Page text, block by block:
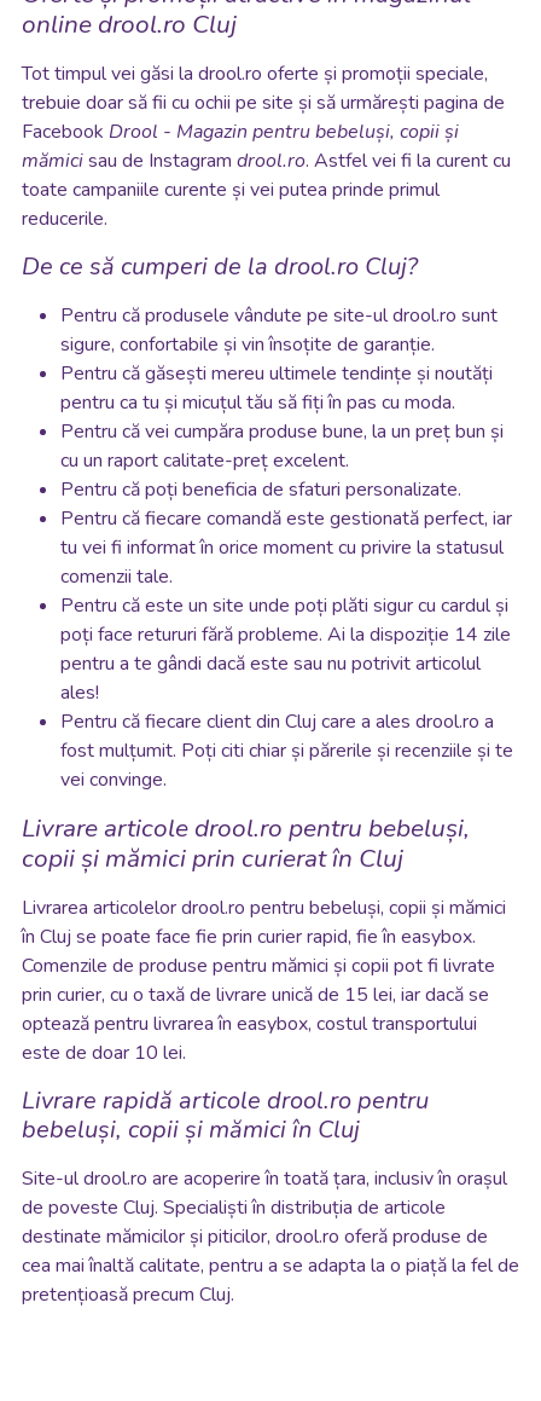
online drool.ro Cluj
Tot timpul vei găsi la drool.ro oferte și promoții speciale,
trebuie doar să fii cu ochii pe site și să urmărești pagina de
Facebook Drool - Magazin pentru bebeluși, copii și
mămicisau de Instagram drool.ro. Astfel vei fi la curent cu
toate campaniile curente și vei putea prinde primul
reducerile.
De ce să cumperi de la drool.ro Cluj?
Pentru că produsele vândute pe site-ul drool.ro sunt
sigure, confortabile și vin însoțite de garanție.
Pentru că găsești mereu ultimele tendințe și noutăți
pentru ca tu și micuțul tău să fiți în pas cu moda.
Pentru căvei cumpăra produse bune, la un preț bun și
cu un raport calitate-preț excelent.
Pentru că poți beneficia de sfaturi personalizate.
Pentru că fiecare comandă este gestionată perfect, iar
tu vei fi informat în orice moment cu privire la statusul
comenzii tale.
Pentru că este un site unde poți plăti sigur cu cardul și
poți face retururi fără probleme. Ai la dispoziție 14 zile
pentru a te gândi dacă este sau nu potrivit articolul
ales!
Pentru că fiecare client din Cluj care a ales drool.ro a
fost mulțumit. Poți citi chiar și părerile și recenziile și te
vei convinge.
Livrare articole drool.ro pentru bebeluși,
copii și mămici prin curierat în Cluj
Livrarea articolelor drool.ro pentru bebeluși, copii și mămici
în Cluj se poate face fie prin curier rapid, fie în easybox.
Comenzile de produse pentru mămici și copii pot fi livrate
prin curier, cu o taxă de livrare unică de 15 lei, iar dacă se
optează pentru livrarea în easybox, costul transportului
este de doar 10 lei.
Livrare rapidă articole drool.ro pentru
bebeluși, copii și mămici în Cluj
Site-ul drool.ro are acoperire în toată țara, inclusiv în orașul
de poveste Cluj. Specialiști în distribuția de articole
destinate mămicilor și piticilor, drool.ro oferă produse de
cea mai înaltă calitate, pentru a se adapta la o piață la fel de
pretențioasă precum Cluj.